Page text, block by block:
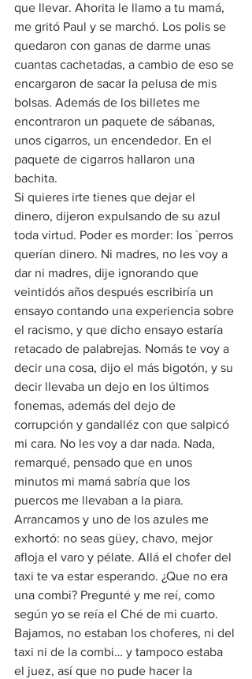
que llevar. Ahorita le llamo a tu mamá,
me gritó Paul y se marchó. Los polis se
quedaron con ganas de darme unas
cuantas cachetadas, a cambio de eso se
encargaron de sacar la pelusa de mis
bolsas. Además de los billetes me
encontraron un paquete de sábanas,
unos cigarros, un encendedor. En el
paquete de cigarros hallaron una
bachita.
Si quieres irte tienes que dejar el
dinero, dijeron expulsando de su azul
toda virtud. Poder es morder: los `perros
querían dinero. Ni madres, no les voy a
dar ni madres, dije ignorando que
veintidós años después escribiría un
ensayo contando una experiencia sobre
el racismo, y que dicho ensayo estaría
retacado de palabrejas. Nomás te voy a
decir una cosa, dijo el más bigotón, y su
decir llevaba un dejo en los últimos
fonemas, además del dejo de
corrupción y gandalléz con que salpicó
mi cara. No les voy a dar nada. Nada,
remarqué, pensado que en unos
minutos mi mamá sabría que los
puercos me llevaban a la piara.
Arrancamos y uno de los azules me
exhortó: no seas güey, chavo, mejor
afloja el varo y pélate. Allá el chofer del
taxi te va estar esperando. ¿Que no era
una combi? Pregunté y me reí, como
según yo se reía el Ché de mi cuarto.
Bajamos, no estaban los choferes, ni del
taxi ni de la combi… y tampoco estaba
el juez, así que no pude hacer la